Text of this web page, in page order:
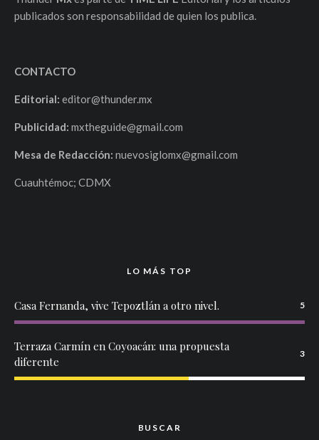
publicados son responsabilidad de quien los publica.
CONTACTO
Editorial: editor@thunder.mx
Publicidad: mxtheguide@gmail.com
Mesa de Redacción: nuevosiglomx@gmail.com
Cuauhtémoc; CDMX
LO MÁS TOP
Casa Fernanda, vive Tepoztlán a otro nivel. 5
Terraza Carmín en Coyoacán: una propuesta
diferente
3
BUSCAR